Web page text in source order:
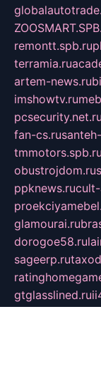
remontt.spb.ru
terramia.ru
artem-news.ru
imshowtv.ru
pcsecurity.net.ru
fan-cs.ru
tmmotors.spb.ru
obustrojdom.ru
ppknews.rucult-
glamourai.ru
dorogoe58.ru
sageerp.ru
gtglasslined.ru